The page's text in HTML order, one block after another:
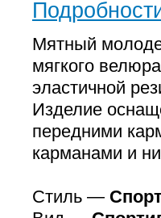
Мятный
мягкого
эластичной
Изделие
передними
карманами и
Стиль —